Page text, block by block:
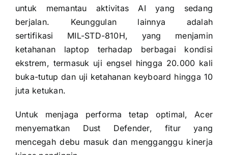
untuk memantau aktivitas AI yang sedang
berjalan. Keunggulan lainnya adalah
sertifikasi MIL-STD-810H, yang menjamin
ketahanan laptop terhadap berbagai kondisi
ekstrem, termasuk uji engsel hingga 20.000 kali
buka-tutup dan uji ketahanan keyboard hingga 10
juta ketukan.
Untuk menjaga performa tetap optimal, Acer
menyematkan Dust Defender, fitur yang
mencegah debu masuk dan mengganggu kinerja